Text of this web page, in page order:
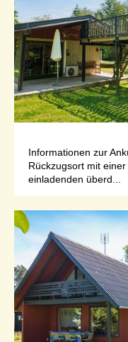
Informationen zur
Rückzugsort mit
einladenden überd...